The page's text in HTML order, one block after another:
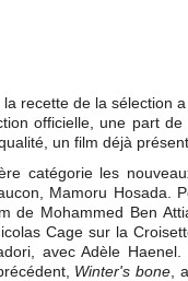
recette de la sélection
officielle, une part
un film déjà
catégorie les
Mamoru Hosada.
de Mohammed Ben
Cage sur la
avec Adèle
Winter's bone ,